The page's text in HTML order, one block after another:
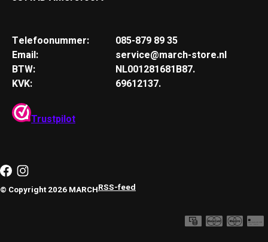
Telefoonummer:
Email:
BTW:
KVK:
085-879 89 35
service@march-store.nl
NL001281681B87.
69612137.
Trustpilot
© Copyright 2026 MARCHRSS-feed